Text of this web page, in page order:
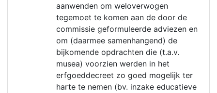
aanwenden om weloverwogen
tegemoet te komen aan de door de
commissie geformuleerde adviezen en
om (daarmee samenhangend) de
bijkomende opdrachten die (t.a.v.
musea) voorzien werden in het
erfgoeddecreet zo goed mogelijk ter
harte te nemen (bv. inzake educatieve